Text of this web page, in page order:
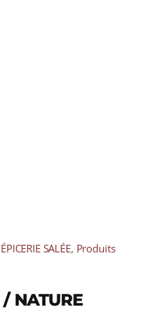
ÉPICERIE SALÉE, Produits
/ NATURE